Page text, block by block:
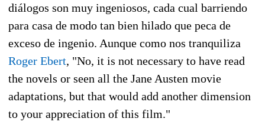
diálogos son muy ingeniosos, cada cual barriendo
para casa de modo tan bien hilado que peca de
exceso de ingenio. Aunque como nos tranquiliza
Roger Ebert, "No, it is not necessary to have read
the novels or seen all the Jane Austen movie
adaptations, but that would add another dimension
to your appreciation of this film."